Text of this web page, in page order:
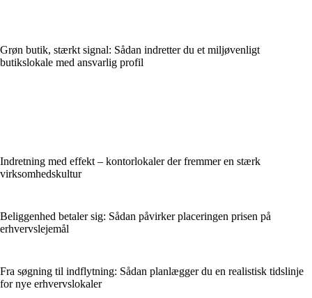
Grøn butik, stærkt signal: Sådan indretter du et miljøvenligt
butikslokale med ansvarlig profil
Indretning med effekt – kontorlokaler der fremmer en stærk
virksomhedskultur
Beliggenhed betaler sig: Sådan påvirker placeringen prisen på
erhvervslejemål
Fra søgning til indflytning: Sådan planlægger du en realistisk tidslinje
for nye erhvervslokaler